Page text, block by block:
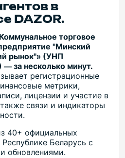
в
DAZOR.
торговое
"Минский
рынок"» (УНП
за несколько минут.
регистрационные
метрики,
лицензии и участие в
связи и индикаторы
40+ официальных
Беларусь с
обновлениями.